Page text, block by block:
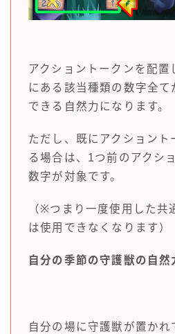
アクショントークンを配置
にある該当種類の数字全て
できる自然力になります。
ただし、既にアクショント
る場合は、1つ前のアクシ
数字が対象です。
（※つまり一度使用した共
は使用できなくなります）
自分の季節の守護獣の自然
自分の場に守護獣が置かれ